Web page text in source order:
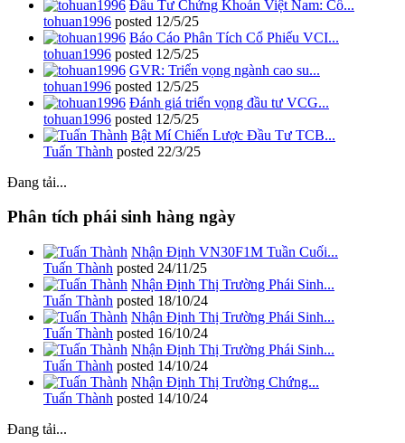
Đầu Tư Chứng Khoán Việt Nam: Cổ...
tohuan1996 posted 12/5/25
Báo Cáo Phân Tích Cổ Phiếu VCI...
tohuan1996 posted 12/5/25
GVR: Triển vọng ngành cao su...
tohuan1996 posted 12/5/25
Đánh giá triển vọng đầu tư VCG...
tohuan1996 posted 12/5/25
Bật Mí Chiến Lược Đầu Tư TCB...
Tuấn Thành posted 22/3/25
Đang tải...
Phân tích phái sinh hàng ngày
Nhận Định VN30F1M Tuần Cuối...
Tuấn Thành posted 24/11/25
Nhận Định Thị Trường Phái Sinh...
Tuấn Thành posted 18/10/24
Nhận Định Thị Trường Phái Sinh...
Tuấn Thành posted 16/10/24
Nhận Định Thị Trường Phái Sinh...
Tuấn Thành posted 14/10/24
Nhận Định Thị Trường Chứng...
Tuấn Thành posted 14/10/24
Đang tải...